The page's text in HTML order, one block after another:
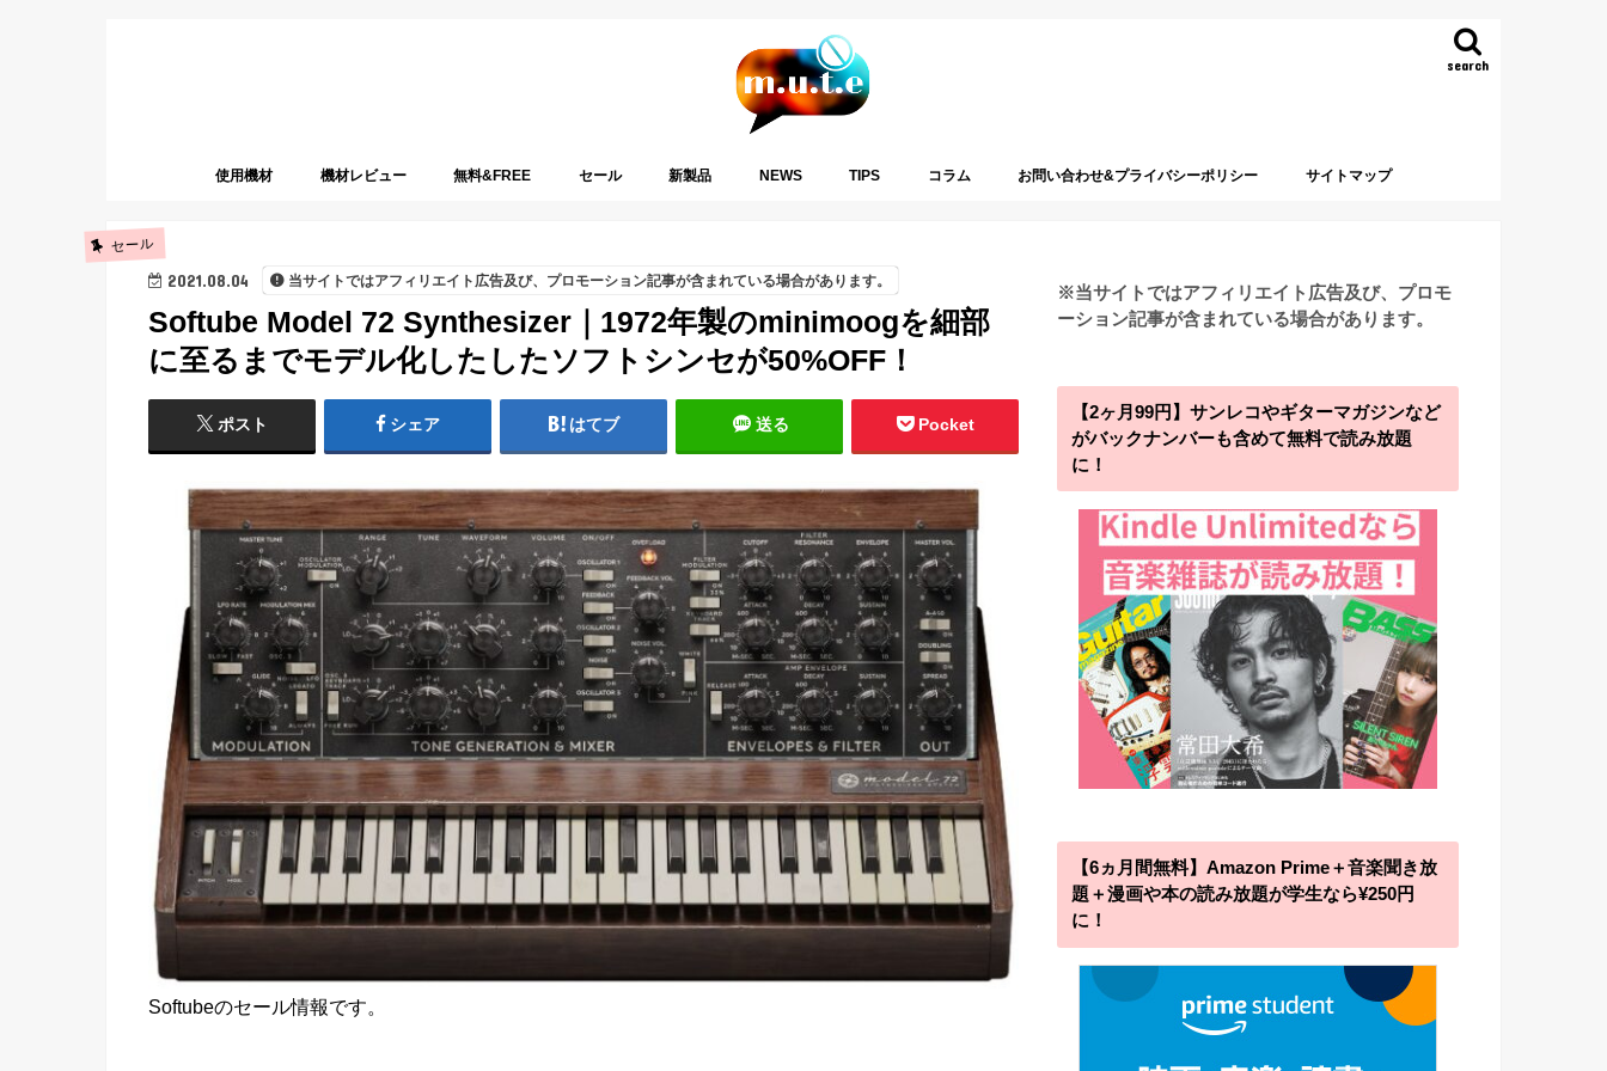
search
使用機材 機材レビュー 無料&FREE セール 新製品 NEWS TIPS コラム お問い合わせ&プライバシーポリシー サイトマップ
セール
2021.08.04 当サイトではアフィリエイト広告及び、プロモーション記事が含まれている場合があります。
Softube Model 72 Synthesizer｜1972年製のminimoogを細部
に至るまでモデル化したしたソフトシンセが50%OFF！
ポスト シェア はてブ 送る Pocket
Softubeのセール情報です。
※当サイトではアフィリエイト広告及び、プロモ
ーション記事が含まれている場合があります。
【2ヶ月99円】サンレコやギターマガジンなど
がバックナンバーも含めて無料で読み放題
に！
【6ヵ月間無料】Amazon Prime＋音楽聞き放
題＋漫画や本の読み放題が学生なら¥250円
に！